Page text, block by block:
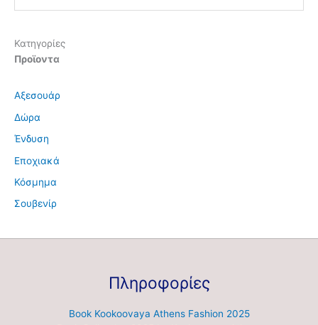
Κατηγορίες
Προϊοντα
Αξεσουάρ
Δώρα
Ένδυση
Εποχιακά
Κόσμημα
Σουβενίρ
Πληροφορίες
Book Kookoovaya Athens Fashion 2025